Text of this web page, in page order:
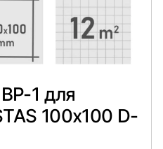
1 для
100х100 D-